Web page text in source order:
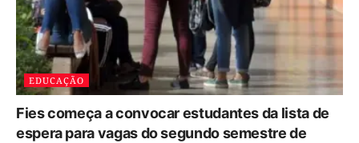
EDUCAÇÃO
Fies começa a convocar estudantes da lista de
espera para vagas do segundo semestre de